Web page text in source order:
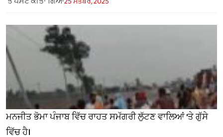
ਮਨਜੀਤ ਭੋਮਾ ਪੰਜਾਬ ਵਿੱਚ ਰਾਹਤ ਸਮੱਗਰੀ ਲੁੱਟਣ ਵਾਲਿਆਂ 'ਤੇ ਗੁੱਸੇ
ਵਿੱਚ ਹੈ।